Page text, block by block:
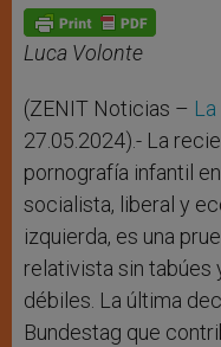
p
p
g
e
r
o
k
Luca Volonte
(ZENIT Noticias –
27.05.2024).- La
pornografía infantil
socialista, liberal y
izquierda, es una
relativista sin tabúes
débiles. La última
Bundestag que